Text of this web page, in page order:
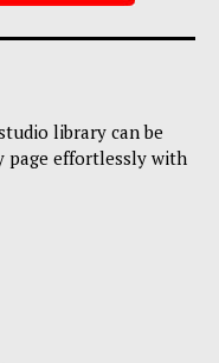
library can be
page effortlessly with